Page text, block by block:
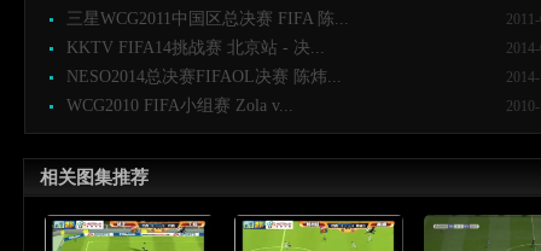
三星WCG2011中国区总决赛 FIFA 陈...
KKTV FIFA14挑战赛 北京站 - 决...
NESO2014总决赛FIFAOL决赛 陈炜...
WCG2010 FIFA小组赛 Zola v...
相关图集推荐